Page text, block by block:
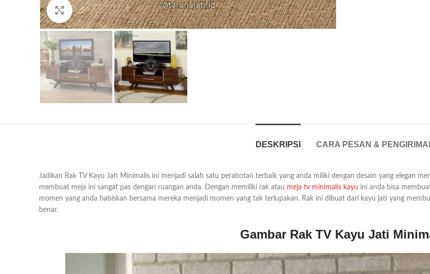
Click to enlarge
DESKRIPSI CARA PESAN &
Jadikan Rak TV Kayu Jati Minimalis ini menjadi salah satu perabotan terbaik yang anda miliki dengan desain yang elegan
membuat meja ini sangat pas dengan ruangan anda. Dengan memiliki rak atau meja tv minimalis kayu ini anda bisa
momen yang anda habiskan bersama mereka menjadi momen yang tak terlupakan. Rak ini dibuat dari kayu jati yang
benar.
Gambar Rak TV Kayu Jati